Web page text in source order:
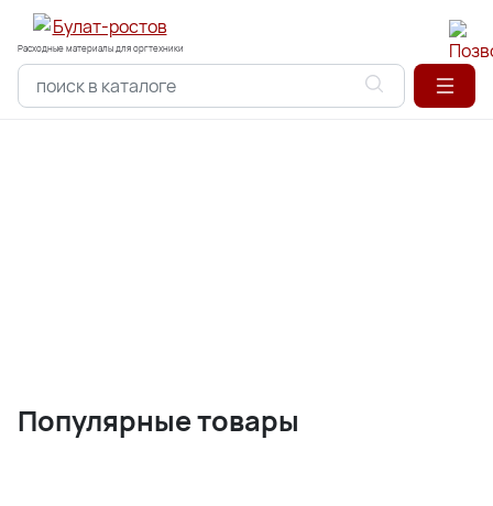
Расходные материалы для оргтехники
Популярные товары